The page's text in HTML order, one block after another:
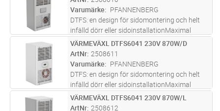
driftkostnaderEnergisparlägen ingår som
standard...läs mer
Varumärke
PFANNENBERG
DTFS: en design för sidomontering och helt
infälld dörr eller sidoinstallationMaximal
energieffektivitet för betydande
energibesparingar och minskade
driftkostnaderEnergisparlägen ingår som
standard...läs mer
ST Lägg i kundvagn
VÄRMEVÄXL DTFS6041 230V 870W/D
ArtNr 2508611
Varumärke
PFANNENBERG
DTFS: en design för sidomontering och helt
infälld dörr eller sidoinstallationMaximal
energieffektivitet för betydande
energibesparingar och minskade
ST Lägg i kundvagn
VÄRMEVÄXL DTFS6041 230V 870W/L
ArtNr 2508612